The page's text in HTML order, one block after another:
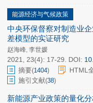
能源经济与气候政策
中央环保督察对制造业
差模型的实证研究
赵海峰, 李世媛
2021, 23(4): 17-29. DOI:
摘要(1404) HTML
施引文献(38)
新能源产业政策的量化